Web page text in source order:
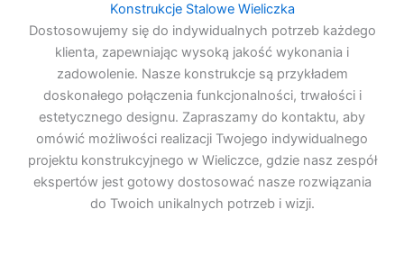
Konstrukcje Stalowe Wieliczka
Dostosowujemy się do indywidualnych potrzeb każdego
klienta, zapewniając wysoką jakość wykonania i
zadowolenie. Nasze konstrukcje są przykładem
doskonałego połączenia funkcjonalności, trwałości i
estetycznego designu. Zapraszamy do kontaktu, aby
omówić możliwości realizacji Twojego indywidualnego
projektu konstrukcyjnego w Wieliczce, gdzie nasz zespół
ekspertów jest gotowy dostosować nasze rozwiązania
do Twoich unikalnych potrzeb i wizji.